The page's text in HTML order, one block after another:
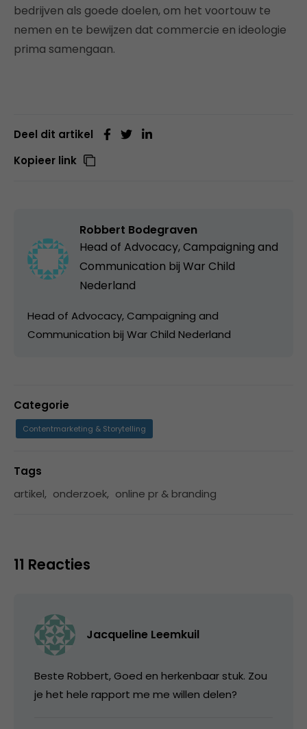
bedrijven als goede doelen, om het voortouw te
nemen en te bewijzen dat commercie en ideologie
prima samengaan.
Deel dit artikel
Kopieer link
Robbert Bodegraven
Head of Advocacy, Campaigning and
Communication bij War Child
Nederland
Head of Advocacy, Campaigning and
Communication bij War Child Nederland
Categorie
Contentmarketing & Storytelling
Tags
artikel, onderzoek, online pr & branding
11 Reacties
Jacqueline Leemkuil
Beste Robbert, Goed en herkenbaar stuk. Zou
je het hele rapport me me willen delen?